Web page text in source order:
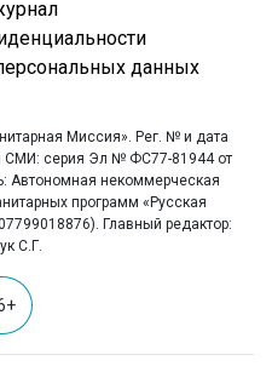
данных
Миссия». Рег. № и дата
СМИ: серия Эл № ФС77-81944 от
Автономная некоммерческая
программ «Русская
Главный редактор:
С.Г.